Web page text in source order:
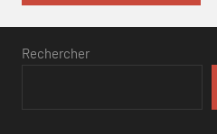
Rechercher